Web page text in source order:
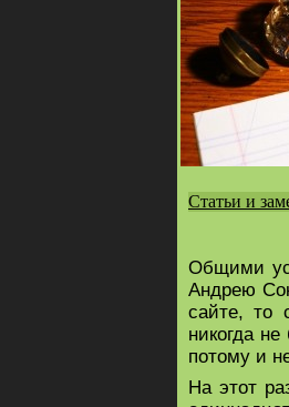
здесь
Статьи и
Общими
Андрею
сайте, то
никогда
потому и
На этот